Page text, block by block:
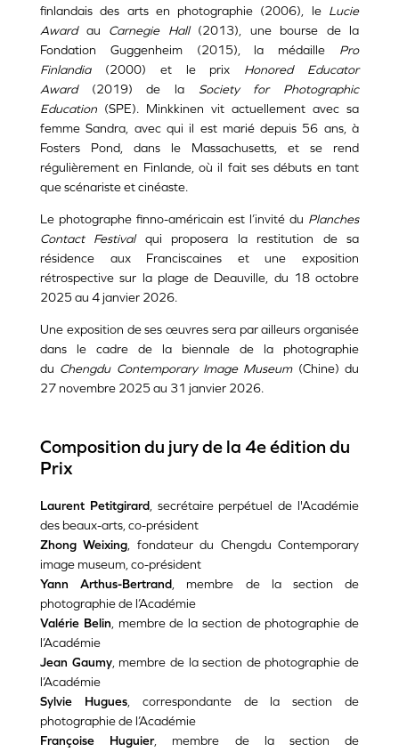
finlandais des arts en photographie (2006), le Lucie
Awardau Carnegie Hall(2013), une bourse de la
Fondation Guggenheim (2015), la médaille Pro
Finlandia(2000) et le prix Honored Educator
Award(2019) de la Society for Photographic
Education (SPE). Minkkinen vit actuellement avec sa
femme Sandra, avec qui il est marié depuis 56 ans, à
Fosters Pond, dans le Massachusetts, et se rend
régulièrement en Finlande, où il fait ses débuts en tant
que scénariste et cinéaste.
Le photographe finno-américain est l’invité du Planches
Contact Festivalqui proposera la restitution de sa
résidence aux Franciscaines et une exposition
rétrospective sur la plage de Deauville, du 18 octobre
2025 au 4 janvier 2026.
Une exposition de ses œuvres sera par ailleurs organisée
dans le cadre de la biennale de la photographie
du Chengdu Contemporary Image Museum(Chine) du
27 novembre 2025 au 31 janvier 2026.
Composition du jury de la 4e édition du
Prix
Laurent Petitgirard, secrétaire perpétuel de l'Académie
des beaux-arts, co-président
Zhong Weixing, fondateur du Chengdu Contemporary
image museum, co-président
Yann Arthus-Bertrand, membre de la section de
photographie de l’Académie
Valérie Belin, membre de la section de photographie de
l’Académie
Jean Gaumy, membre de la section de photographie de
l’Académie
Sylvie Hugues, correspondante de la section de
photographie de l’Académie
Françoise Huguier, membre de la section de